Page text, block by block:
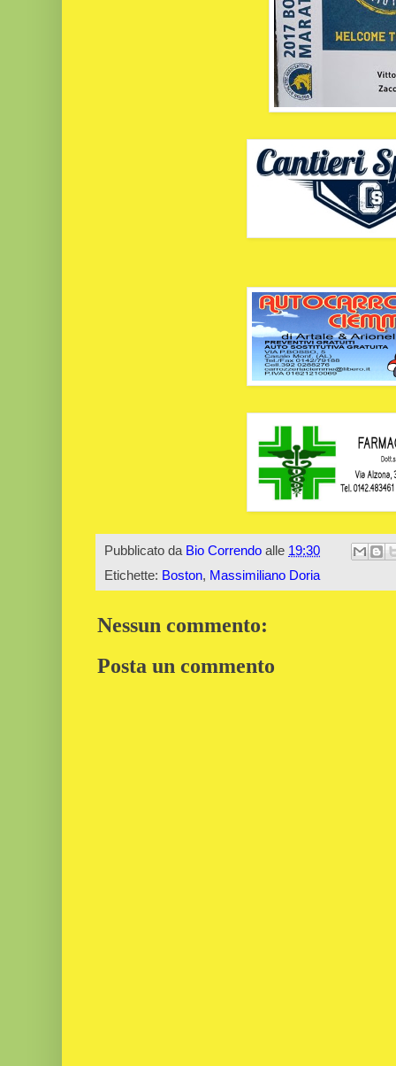
Pubblicato da Bio Correndo alle 19:30
Etichette: Boston, Massimiliano Doria
Nessun commento:
Posta un commento